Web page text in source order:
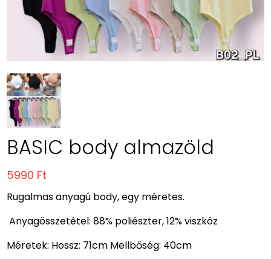
BASIC body almazöld
5990 Ft
Rugalmas anyagú body, egy méretes.
Anyagösszetétel: 88% poliészter, 12% viszkóz
Méretek: Hossz: 71cm Mellbőség: 40cm